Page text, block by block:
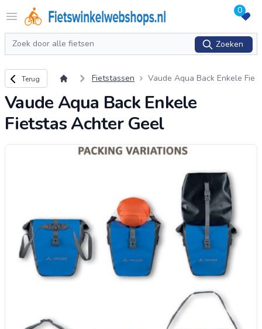
Open menu
Logo Fietswinkelwebshops.nl 0
Zoeken
Zoeken
Terug naar overzicht
Terug Fietstassen
Vaude Aqua Back Enkele Fie
Vaude Aqua Back Enkele
Fietstas Achter Geel